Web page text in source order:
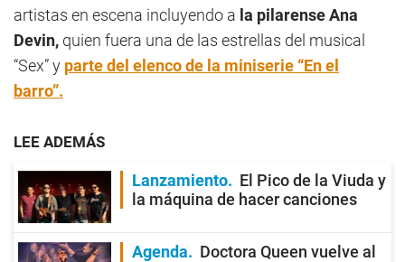
artistas en escena incluyendo a la pilarense Ana
Devin, quien fuera una de las estrellas del musical
“Sex” y parte del elenco de la miniserie “En el
barro”.
LEE ADEMÁS
Lanzamiento
El Pico de la Viuda y
la máquina de hacer canciones
Agenda
Doctora Queen vuelve al